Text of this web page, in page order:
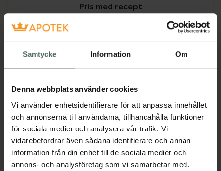
Samtycke Information Om
Denna webbplats använder cookies
Vi använder enhetsidentifierare för att anpassa innehållet
och annonserna till användarna, tillhandahålla funktioner
för sociala medier och analysera vår trafik. Vi
vidarebefordrar även sådana identifierare och annan
information från din enhet till de sociala medier och
annons- och analysföretag som vi samarbetar med.
Pris med recept
1291,25 kr
I apotek:1291,25 kr
Köp via ditt recept
Aktuella erbjudanden
Beskrivning Dölj